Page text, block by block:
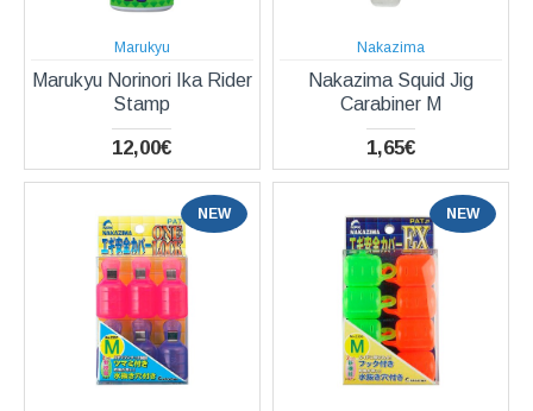
Marukyu
Marukyu Norinori Ika Rider
Stamp
12,00€
Nakazima
Nakazima Squid Jig
Carabiner Μ
1,65€
NEW NEW